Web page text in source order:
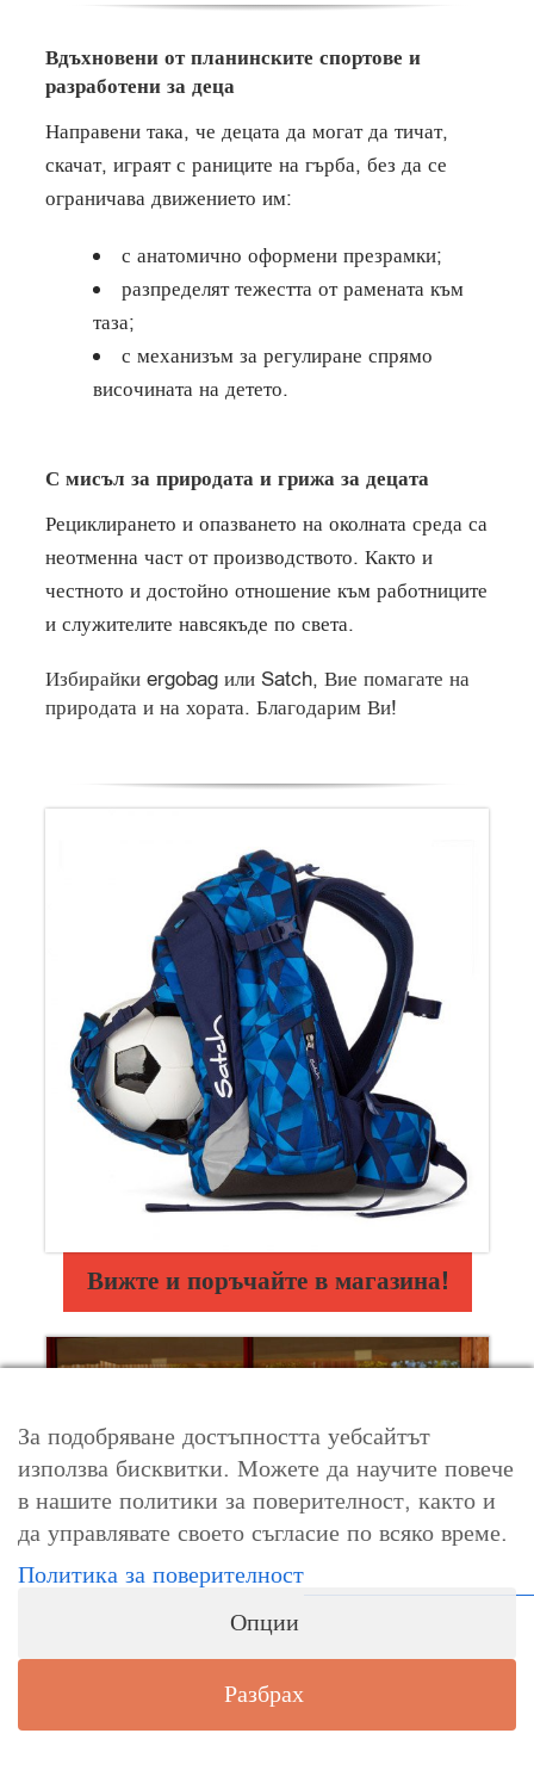
Вдъхновени от планинските спортове и
разработени за деца
Направени така, че децата да могат да тичат,
скачат, играят с раниците на гърба, без да се
ограничава движението им:
с анатомично оформени презрамки;
разпределят тежестта от рамената към
таза;
с механизъм за регулиране спрямо
височината на детето.
С мисъл за природата и грижа за децата
Рециклирането и опазването на околната среда са
неотменна част от производството. Както и
честното и достойно отношение към работниците
и служителите навсякъде по света.
Избирайки ergobag или Satch, Вие помагате на
природата и на хората. Благодарим Ви!
Вижте и поръчайте в магазина!
За подобряване достъпността уебсайтът
използва бисквитки. Можете да научите повече
в нашите политики за поверителност, както и
да управлявате своето съгласие по всяко време.
Политика за поверителност
Опции
Разбрах